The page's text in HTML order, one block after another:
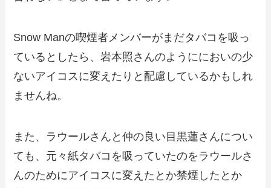
Snow Manの喫煙者メンバーがまだタバコを吸っ
ているとしたら、岩本照さんのようににおいの少
ないアイコスに変えたりと配慮しているかもしれ
ませんね。
また、ラウールさんと仲の良い目黒蓮さんについ
ても、元々紙タバコを吸っていたのをラウールさ
んのためにアイコスに変えたとか禁煙したとか